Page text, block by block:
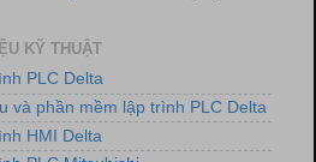
KỸ THUẬT
PLC Delta
và phần mềm lập trình PLC Delta
HMI Delta